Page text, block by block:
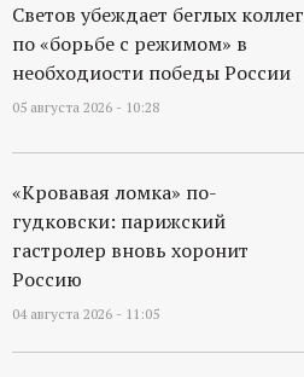
Светов убеждает беглых коллег
по «борьбе с режимом» в
необходиости победы России
05 августа 2026 - 10:28
«Кровавая ломка» по-
гудковски: парижский
гастролер вновь хоронит
Россию
04 августа 2026 - 11:05